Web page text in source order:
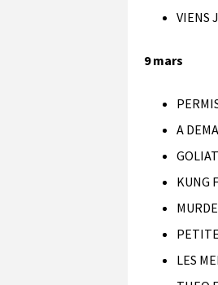
VIENS
9 mars
A
KUNG
LES